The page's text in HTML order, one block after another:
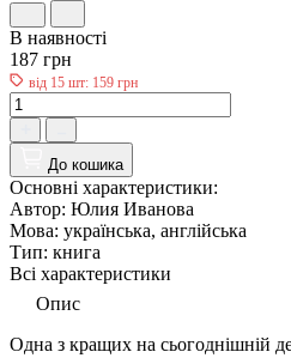
В наявності
187 грн
від 15 шт: 159 грн
До кошика
Основні характеристики:
Автор: Юлия Иванова
Мова: українська, англійська
Тип: книга
Всі характеристики
Опис
Одна з кращих на сьогоднішній